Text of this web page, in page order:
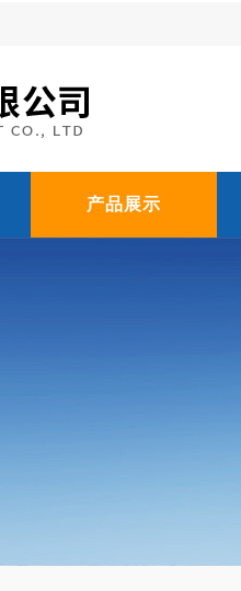
产品展示